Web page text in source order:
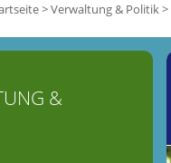
>Verwaltung & Politik>
&